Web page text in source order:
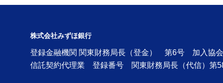
株式会社みずほ銀行
登録金融機関 関東財務局長（登金） 第6号 加入協
信託契約代理業 登録番号 関東財務局長（代信）第